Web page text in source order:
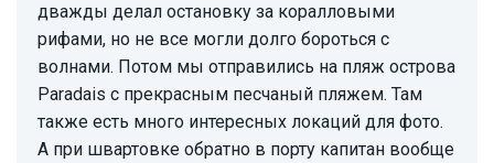
дважды делал остановку за коралловыми
рифами, но не все могли долго бороться с
волнами. Потом мы отправились на пляж острова
Paradais с прекрасным песчаный пляжем. Там
также есть много интересных локаций для фото.
А при швартовке обратно в порту капитан вообще